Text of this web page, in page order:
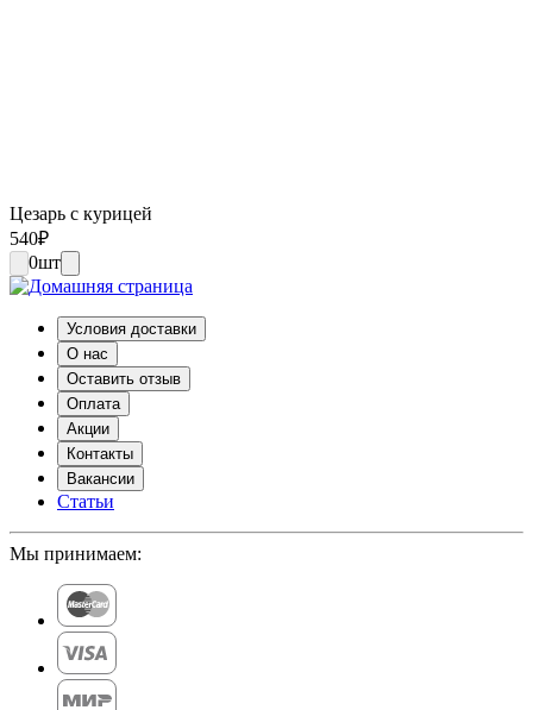
Цезарь с курицей
540₽
0шт
Условия доставки
О нас
Оставить отзыв
Оплата
Акции
Контакты
Вакансии
Статьи
Мы принимаем: